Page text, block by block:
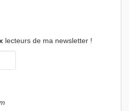
lecteurs de ma newsletter !